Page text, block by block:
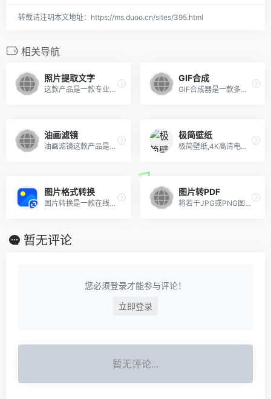
转载请注明本文地址：https://ms.duoo.cn/sites/395.html
相关导航
照片提取文字
这款产品是一款专业的照片提取文字软件，可以将任何类型的照片(包括证件照、风景照、人物照等)中的文本进行提取并保存到电脑中。它提供了多种提取模式和算法，可以准确识别照片中的文字。使得照片提取文字更加快捷、方便、灵活
GIF合成
GIF合成器是一款多媒体制作工具，可以帮助用户将图片通过简单的步骤合成为一张高质量的GIF图。GIF合成器拥有简单易用的界面，用户不需要具备专业的计算机技能就可以轻松上手。
油画滤镜
油画滤镜这款产品是一款在线图片处理工具。通过该产品的处理，可以让照片变得更加生动、有趣，展现出不同的风格和个人喜好。油画滤镜采用了先进的技术和个性化的外观设计，使得图像处理更加快捷、方便、灵活。
极简壁纸
极简壁纸,4K高清电脑桌面壁纸图库,海量4K电脑壁纸,壁纸网站,美女,动漫,风景,4k高清,4k超清,电脑壁纸桌面
图片格式转换
图片转换是一款在线图片转换工具，可以帮助用户将图片转换为jpg、png、webp、bmp格式，这款产品操作简单方便，支持多种转换方法和效果，同时也具备了良好的兼容性和可靠性，适用于各种设备。图片转换产品的操作流程很简单，只需要选择要转换的图片，然后点击“转换”按钮即可。用户也可以根据自己的需求和喜好进行修改和调整
图片转PDF
将若干JPG或PNG图片转为PDF文件
暂无评论
您必须登录才能参与评论！
立即登录
暂无评论...